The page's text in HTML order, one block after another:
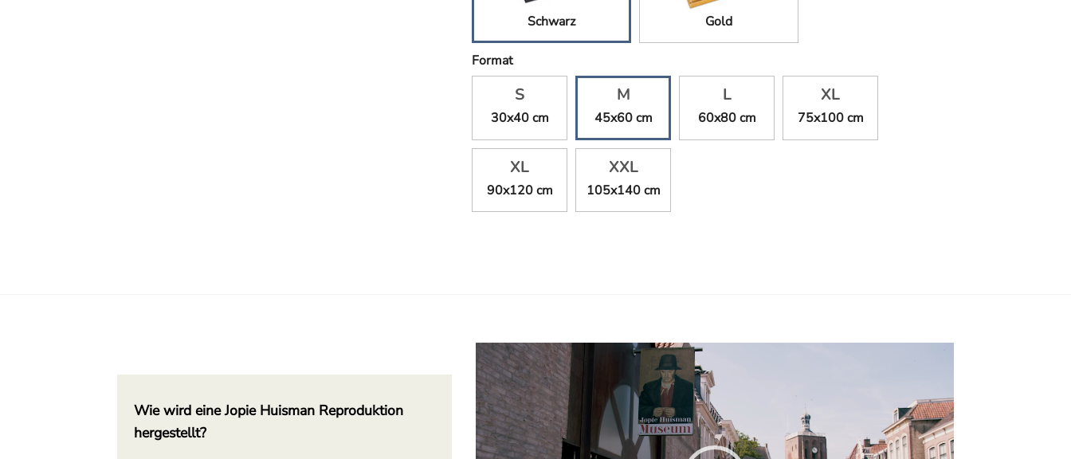
Schwarz Gold
Format
S
30x40 cm
M
45x60 cm
L
60x80 cm
XL
75x100 cm
XL
90x120 cm
XXL
105x140 cm
Wie wird eine Jopie Huisman Reproduktion
hergestellt?
Video-
Player